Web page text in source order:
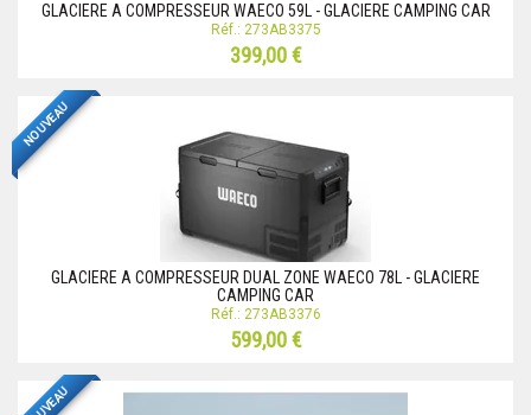
GLACIERE A COMPRESSEUR WAECO 59L - GLACIERE CAMPING CAR
Réf.: 273AB3375
399,00 €
NOUVEAU
GLACIERE A COMPRESSEUR DUAL ZONE WAECO 78L - GLACIERE
CAMPING CAR
Réf.: 273AB3376
599,00 €